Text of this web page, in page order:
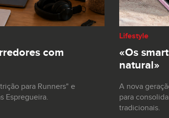
com
para Runners" e
Espregueira.
Lifestyle
«Os
natural»
A nova
para
tradicionais.